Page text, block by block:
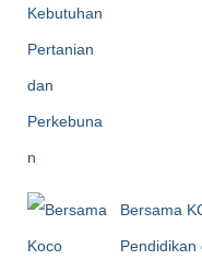
Bersama
Pendidikan